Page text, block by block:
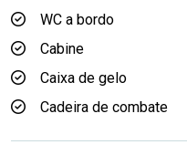
WC a bordo
Cabine
Caixa de gelo
Cadeira de combate